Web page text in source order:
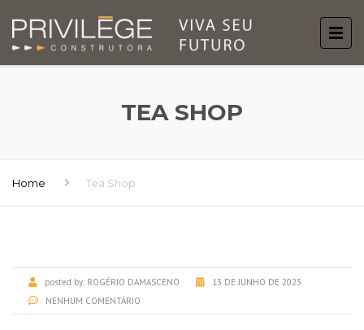
TEA SHOP
Home Tea Shop
posted by: ROGÉRIO DAMASCENO
13 DE JUNHO DE 2023
NENHUM COMENTÁRIO